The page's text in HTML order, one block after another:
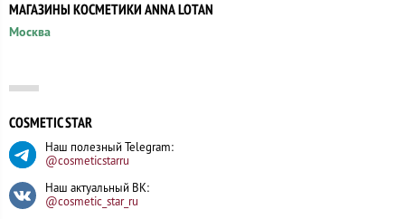
МАГАЗИНЫ КОСМЕТИКИ ANNA LOTAN
Москва
COSMETIC STAR
Наш полезный Telegram:
@cosmeticstarru
Наш актуальный ВК:
@cosmetic_star_ru